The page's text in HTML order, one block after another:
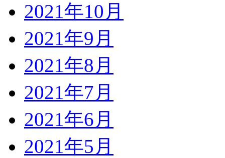
2021年10月
2021年9月
2021年8月
2021年7月
2021年6月
2021年5月